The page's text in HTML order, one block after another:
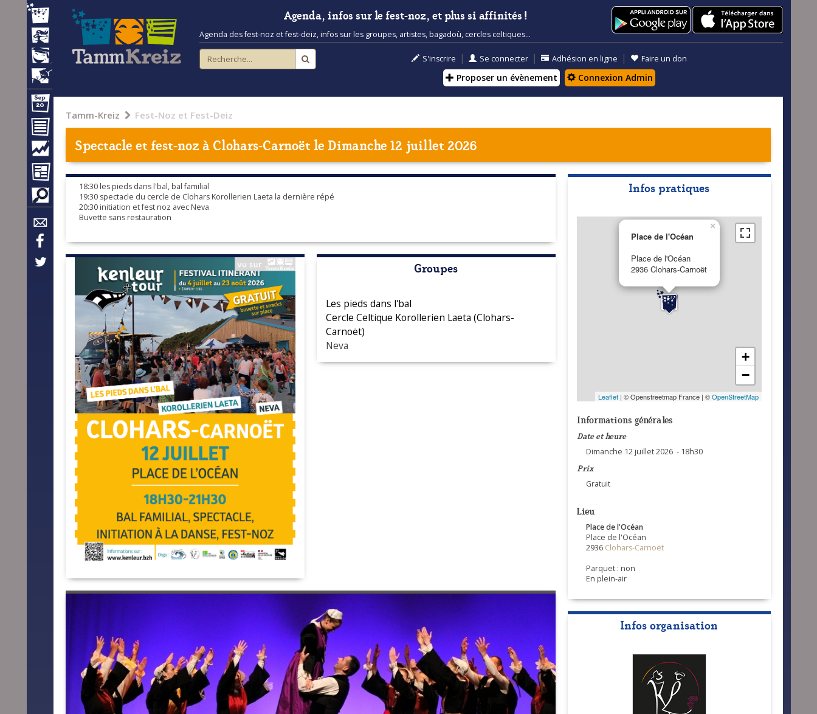
Agenda, infos sur le fest-noz, et plus si affinités !
Agenda des fest-noz et fest-deiz, infos sur les groupes, artistes, bagadoù, cercles celtiques...
S'inscrire | Se connecter | Adhésion en ligne | Faire un don
Proposer un évènement Connexion Admin
Tamm-Kreiz Fest-Noz et Fest-Deiz
Spectacle et fest-noz àClohars-Carnoët le Dimanche 12 juillet 2026
18:30 les pieds dans l'bal, bal familial
19:30 spectacle du cercle de Clohars Korollerien Laeta la dernière répé
20:30 initiation et fest noz avec Neva
Buvette sans restauration
Groupes
Les pieds dans l'bal
Cercle Celtique Korollerien Laeta (Clohars-
Carnoët)
Neva
Infos pratiques
Place de l'Océan
Place de l'Océan
2936 Clohars-Carnoët
×
+
−
Leaflet| © Openstreetmap France | ©OpenStreetMap
Informations générales
Date et heure
Dimanche 12 juillet 2026 - 18h30
Prix
Gratuit
Lieu
Place de l'Océan
Place de l'Océan
2936 Clohars-Carnoët
Parquet : non
En plein-air
Infos organisation